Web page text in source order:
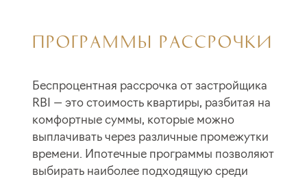
ПРОГРАММЫ РАССРОЧКИ
Беспроцентная рассрочка от застройщика
RBI — это стоимость квартиры, разбитая на
комфортные суммы, которые можно
выплачивать через различные промежутки
времени. Ипотечные программы позволяют
выбирать наиболее подходящую среди